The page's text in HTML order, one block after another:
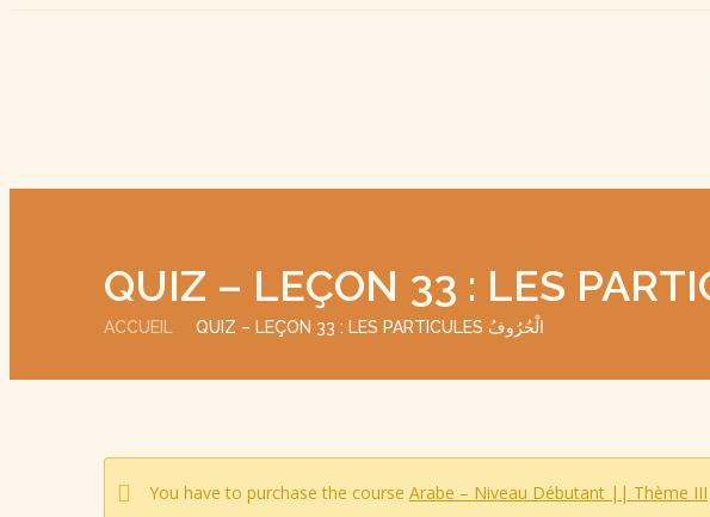
ACCUEIL QUIZ – LEÇON 33 : LES PARTICULES الْحُرُوفُ
You have to purchase the course Arabe – Niveau Débutant || Thème III